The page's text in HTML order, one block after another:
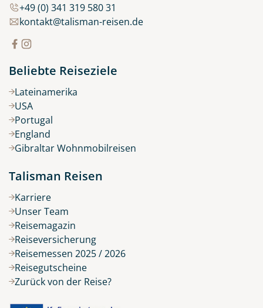
+49 (0) 341 319 580 31
kontakt@talisman-reisen.de
Beliebte Reiseziele
Lateinamerika
USA
Portugal
England
Gibraltar Wohnmobilreisen
Talisman Reisen
Karriere
Unser Team
Reisemagazin
Reiseversicherung
Reisemessen 2025 / 2026
Reisegutscheine
Zurück von der Reise?